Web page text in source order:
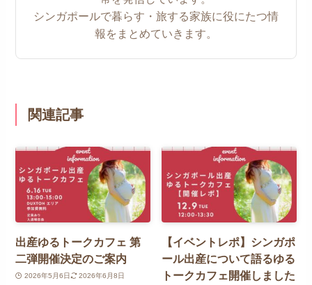
シンガポールで暮らす・旅する家族に役にたつ情
報をまとめていきます。
関連記事
出産ゆるトークカフェ 第
二弾開催決定のご案内
2026年5月6日 2026年6月8日
【イベントレポ】シンガポ
ール出産について語るゆる
トークカフェ開催しました